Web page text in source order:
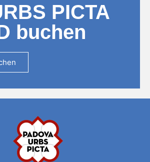
PICTA
buchen